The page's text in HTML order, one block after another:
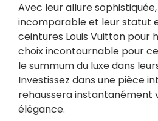
Avec leur allure
incomparable et leur statut
ceintures Louis Vuitton pour
choix incontournable pour
le summum du luxe dans
Investissez dans une pièce
rehaussera instantanément
élégance.